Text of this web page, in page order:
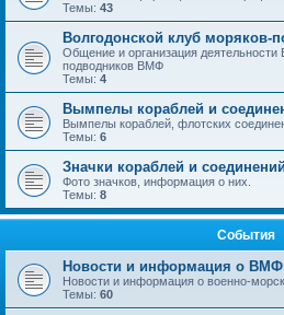
Темы: 43
Волгодонской клуб
Общение и организация деятельности
подводников ВМФ
Темы: 4
Вымпелы кораблей и
Вымпелы кораблей, флотских
Темы: 6
Значки кораблей и соединений
Фото значков, информация о них.
Темы: 8
События
Новости и информация о ВМФ
Новости и информация о военно-
Темы: 60